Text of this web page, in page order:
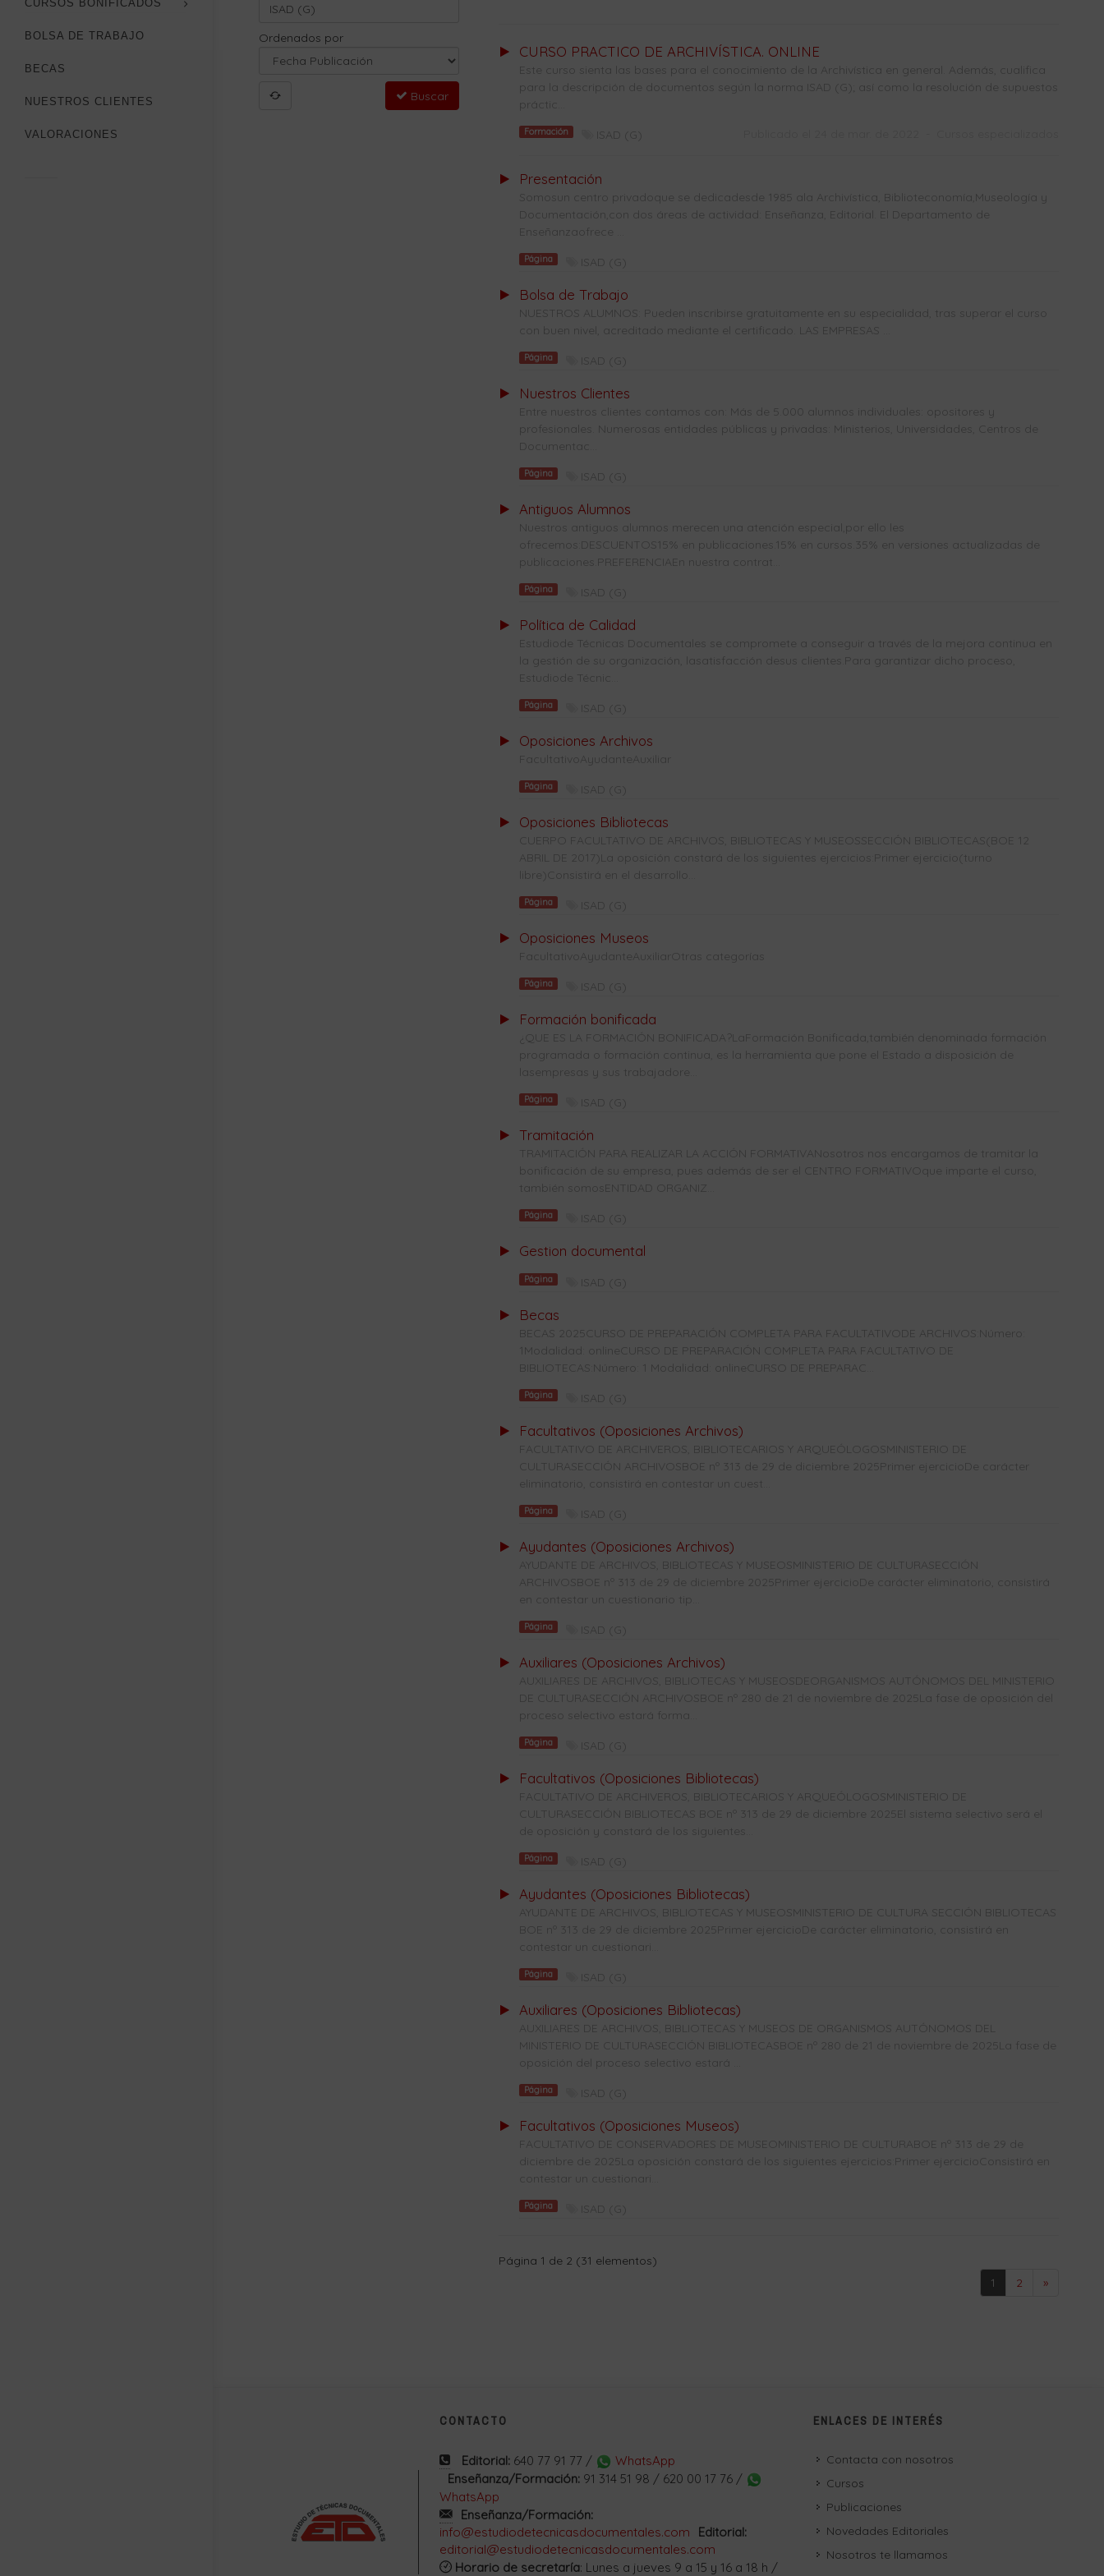
CURSOS BONIFICADOS
BOLSA DE TRABAJO
BECAS
NUESTROS CLIENTES
VALORACIONES
Ordenados por
Buscar
CURSO PRACTICO DE ARCHIVÍSTICA. ONLINE
Este curso sienta las bases para el conocimiento de la Archivística en general. Además, cualifica
para la descripción de documentos según la norma ISAD (G); así como la resolución de supuestos
práctic...
Formación ISAD (G)
Presentación
Somosun centro privadoque se dedicadesde 1985 ala Archivística, Biblioteconomía,Museología y
Documentación,con dos áreas de actividad: Enseñanza, Editorial. El Departamento de
Enseñanzaofrece ...
Página ISAD (G)
Bolsa de Trabajo
NUESTROS ALUMNOS: Pueden inscribirse gratuitamente en su especialidad, tras superar el curso
con buen nivel, acreditado mediante el certificado. LAS EMPRESAS ...
Página ISAD (G)
Nuestros Clientes
Entre nuestros clientes contamos con: Más de 5.000 alumnos individuales: opositores y
profesionales. Numerosas entidades públicas y privadas: Ministerios, Universidades, Centros de
Documentac...
Página ISAD (G)
Antiguos Alumnos
Nuestros antiguos alumnos merecen una atención especial,por ello les
ofrecemos:DESCUENTOS15% en publicaciones.15% en cursos.35% en versiones actualizadas de
publicaciones.PREFERENCIAEn nuestra contrat...
Página ISAD (G)
Política de Calidad
Estudiode Técnicas Documentales se compromete a conseguir a través de la mejora continua en
la gestión de su organización, lasatisfacción desus clientes.Para garantizar dicho proceso,
Estudiode Técnic...
Página ISAD (G)
Oposiciones Archivos
FacultativoAyudanteAuxiliar
Página ISAD (G)
Oposiciones Bibliotecas
CUERPO FACULTATIVO DE ARCHIVOS, BIBLIOTECAS Y MUSEOSSECCIÓN BIBLIOTECAS(BOE 12
ABRIL DE 2017)La oposición constará de los siguientes ejercicios:Primer ejercicio(turno
libre)Consistirá en el desarrollo...
Página ISAD (G)
Oposiciones Museos
FacultativoAyudanteAuxiliarOtras categorías
Página ISAD (G)
Formación bonificada
¿QUE ES LA FORMACIÓN BONIFICADA?LaFormación Bonificada,también denominada formación
programada o formación continua, es la herramienta que pone el Estado a disposición de
lasempresas y sus trabajadore...
Página ISAD (G)
Tramitación
TRAMITACIÓN PARA REALIZAR LA ACCIÓN FORMATIVANosotros nos encargamos de tramitar la
bonificación de su empresa, pues además de ser el CENTRO FORMATIVOque imparte el curso,
también somosENTIDAD ORGANIZ...
Página ISAD (G)
Gestion documental
Página ISAD (G)
Becas
BECAS 2025CURSO DE PREPARACIÓN COMPLETA PARA FACULTATIVODE ARCHIVOS:Número:
1Modalidad: onlineCURSO DE PREPARACIÓN COMPLETA PARA FACULTATIVO DE
BIBLIOTECAS:Número: 1 Modalidad: onlineCURSO DE PREPARAC...
Página ISAD (G)
Facultativos (Oposiciones Archivos)
FACULTATIVO DE ARCHIVEROS, BIBLIOTECARIOS Y ARQUEÓLOGOSMINISTERIO DE
CULTURASECCIÓN ARCHIVOSBOE nº 313 de 29 de diciembre 2025Primer ejercicioDe carácter
eliminatorio, consistirá en contestar un cuest...
Página ISAD (G)
Ayudantes (Oposiciones Archivos)
AYUDANTE DE ARCHIVOS, BIBLIOTECAS Y MUSEOSMINISTERIO DE CULTURASECCIÓN
ARCHIVOSBOE nº 313 de 29 de diciembre 2025Primer ejercicioDe carácter eliminatorio, consistirá
en contestar un cuestionario tip...
Página ISAD (G)
Auxiliares (Oposiciones Archivos)
AUXILIARES DE ARCHIVOS, BIBLIOTECAS Y MUSEOSDEORGANISMOS AUTÓNOMOS DEL MINISTERIO
DE CULTURASECCIÓN ARCHIVOSBOE nº 280 de 21 de noviembre de 2025La fase de oposición del
proceso selectivo estará forma...
Página ISAD (G)
Facultativos (Oposiciones Bibliotecas)
FACULTATIVO DE ARCHIVEROS, BIBLIOTECARIOS Y ARQUEÓLOGOSMINISTERIO DE
CULTURASECCIÓN BIBLIOTECAS BOE nº 313 de 29 de diciembre 2025El sistema selectivo será el
de oposición y constará de los siguientes...
Página ISAD (G)
Ayudantes (Oposiciones Bibliotecas)
AYUDANTE DE ARCHIVOS, BIBLIOTECAS Y MUSEOSMINISTERIO DE CULTURA SECCIÓN BIBLIOTECAS
BOE nº 313 de 29 de diciembre 2025Primer ejercicioDe carácter eliminatorio, consistirá en
contestar un cuestionari...
Página ISAD (G)
Auxiliares (Oposiciones Bibliotecas)
AUXILIARES DE ARCHIVOS, BIBLIOTECAS Y MUSEOS DE ORGANISMOS AUTÓNOMOS DEL
MINISTERIO DE CULTURASECCIÓN BIBLIOTECASBOE nº 280 de 21 de noviembre de 2025La fase de
oposición del proceso selectivo estará ...
Página ISAD (G)
Facultativos (Oposiciones Museos)
FACULTATIVO DE CONSERVADORES DE MUSEOMINISTERIO DE CULTURABOE nº 313 de 29 de
diciembre de 2025La oposición constará de los siguientes ejercicios:Primer ejercicioConsistirá en
contestar un cuestionari...
Página ISAD (G)
Página 1 de 2 (31 elementos)
1
2 »
CONTACTO
Editorial: 640 77 91 77 /
WhatsApp
Enseñanza/Formación: 91 314 51 98 / 620 00 17 76 /
WhatsApp
Enseñanza/Formación:
info@estudiodetecnicasdocumentales.com
Editorial:
editorial@estudiodetecnicasdocumentales.com
Horario de secretaría: Lunes a jueves 9 a 15 y 16 a 18 h /
ENLACES DE INTERÉS
Contacta con nosotros
Cursos
Publicaciones
Novedades Editoriales
Nosotros te llamamos